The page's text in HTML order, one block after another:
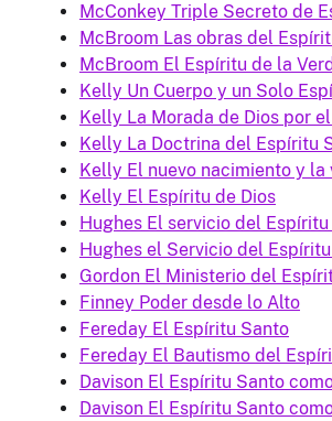
McConkey Triple Secreto de
McBroom Las obras del
McBroom El Espíritu de la
Kelly Un Cuerpo y un Solo
Kelly La Morada de Dios por
Kelly La Doctrina del Espíritu
Kelly El nuevo nacimiento y la
Kelly El Espíritu de Dios
Hughes El servicio del
Hughes el Servicio del
Gordon El Ministerio del
Finney Poder desde lo Alto
Fereday El Espíritu Santo
Fereday El Bautismo del
Davison El Espíritu Santo
Davison El Espíritu Santo